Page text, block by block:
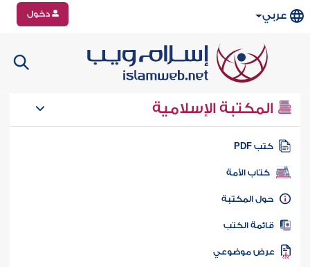
عربي دخول
المكتبة الإسلامية
كتب PDF
كتاب الأمة
المكتبة
الكتب